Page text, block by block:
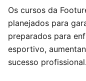
Os cursos da
planejados para
preparados para
esportivo,
sucesso profissional.